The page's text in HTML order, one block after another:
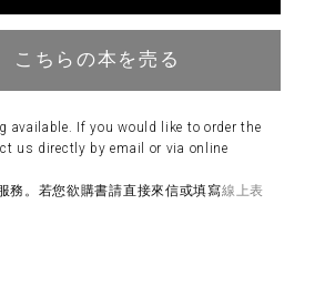
こちらの本を売る
available. If you would like to order the
us directly by email or via online
務。若您欲購書請直接來信或填寫線上表